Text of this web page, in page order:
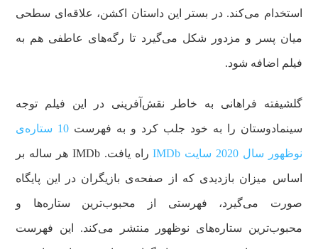
استخدام می‌کند. در بستر این داستان اکشن، علاقه‌ای سطحی
میان پسر و مزدور شکل می‌گیرد تا رگه‌های عاطفی هم به
فیلم اضافه شود.
گلشیفته فراهانی به خاطر نقش‌آفرینی در این فیلم توجه
سینمادوستان را به خود جلب کرد و به فهرست 10 ستاره‌ی
نوظهور سال 2020 سایت IMDb راه یافت. IMDb هر ساله بر
اساس میزان بازدیدی که از صفحه‌ی بازیگران در این پایگاه
صورت می‌گیرد، فهرستی از محبوب‌ترین ستاره‌ها و
محبوب‌ترین ستاره‌های نوظهور منتشر می‌کند. این فهرست